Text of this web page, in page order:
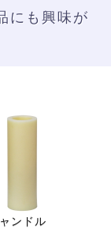
にも興味が
ンドル